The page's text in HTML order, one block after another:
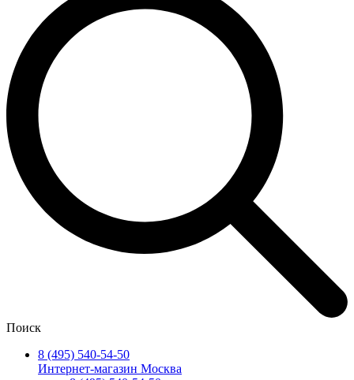
Поиск
8 (495) 540-54-50
Интернет-магазин Москва